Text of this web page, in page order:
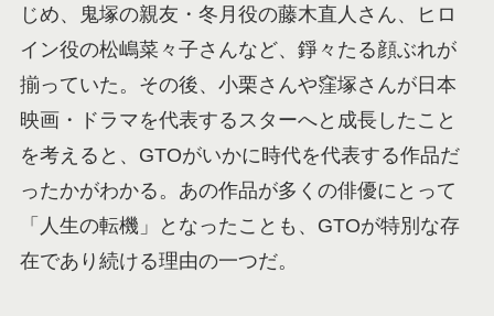
じめ、鬼塚の親友・冬月役の藤木直人さん、ヒロ
イン役の松嶋菜々子さんなど、錚々たる顔ぶれが
揃っていた。その後、小栗さんや窪塚さんが日本
映画・ドラマを代表するスターへと成長したこと
を考えると、GTOがいかに時代を代表する作品だ
ったかがわかる。あの作品が多くの俳優にとって
「人生の転機」となったことも、GTOが特別な存
在であり続ける理由の一つだ。